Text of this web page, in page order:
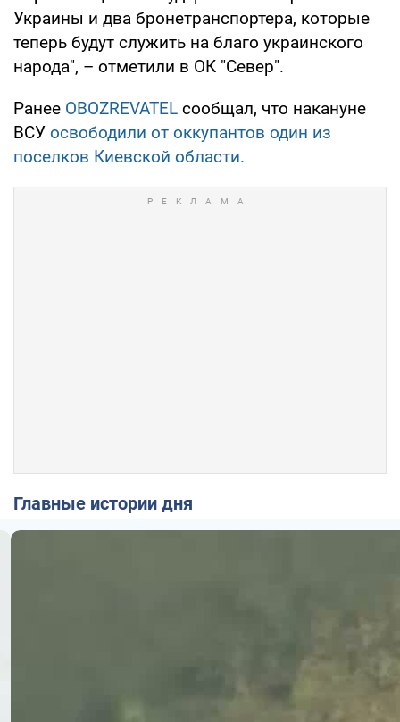
Украины и два бронетранспортера, которые
теперь будут служить на благо украинского
народа", – отметили в ОК "Север".
Ранее OBOZREVATEL сообщал, что накануне
ВСУ освободили от оккупантов один из
поселков Киевской области.
Главные истории дня